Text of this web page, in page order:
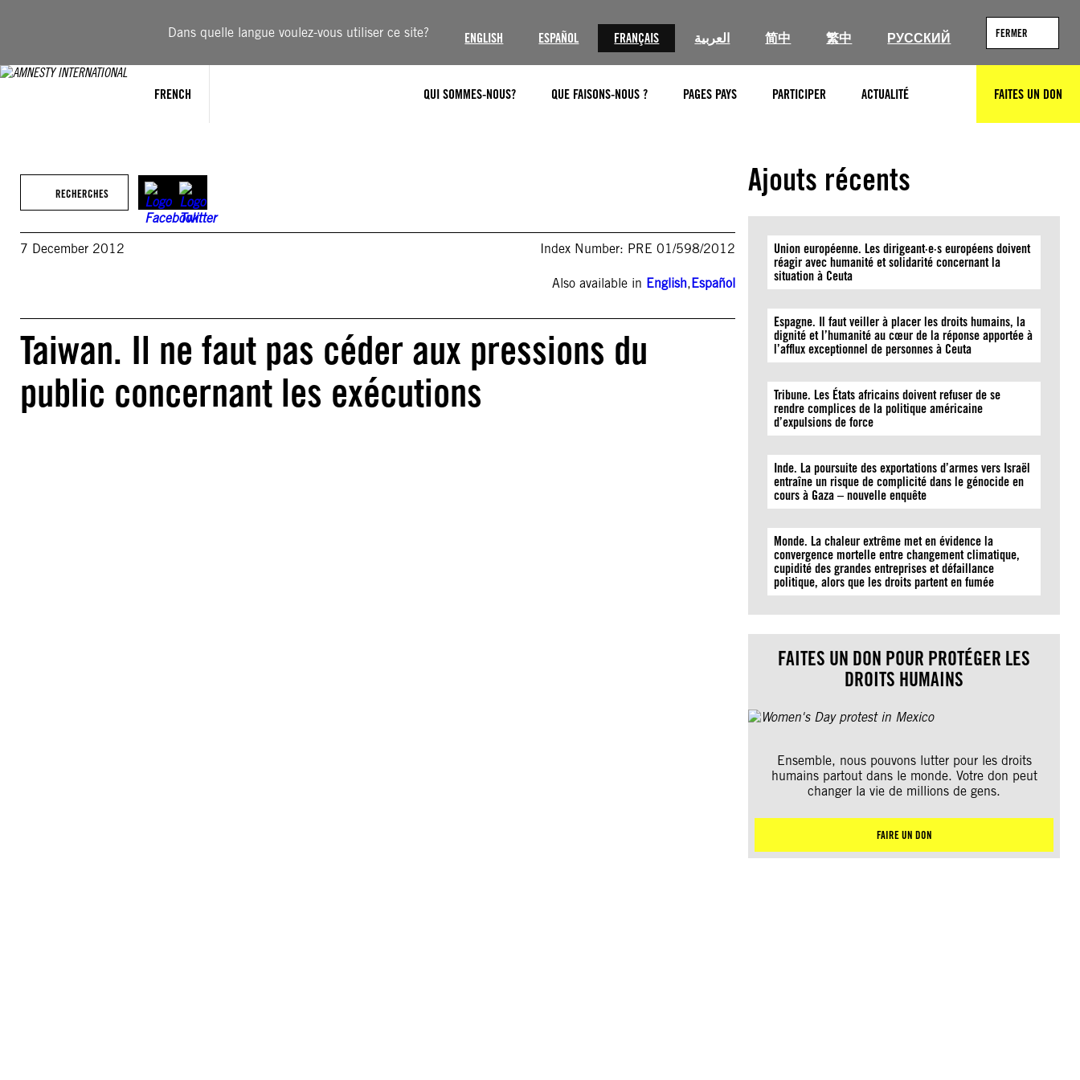
Dans quelle langue voulez-vous utiliser ce site? ENGLISH ESPAÑOL FRANÇAIS العربية 简中 繁中 РУССКИЙ FERMER
FRENCH QUI SOMMES-NOUS? QUE FAISONS-NOUS ? PAGES PAYS PARTICIPER ACTUALITÉ RECHERCHERFAITES UN DON
RECHERCHES
7 December 2012 Index Number: PRE 01/598/2012
Also available in English,Español
Taiwan. Il ne faut pas céder aux pressions du
public concernant les exécutions
Ajouts récents
Union européenne. Les dirigeant·e·s européens doivent
réagir avec humanité et solidarité concernant la
situation à Ceuta
Espagne. Il faut veiller à placer les droits humains, la
dignité et l’humanité au cœur de la réponse apportée à
l’afflux exceptionnel de personnes à Ceuta
Tribune. Les États africains doivent refuser de se
rendre complices de la politique américaine
d’expulsions de force
Inde. La poursuite des exportations d’armes vers Israël
entraîne un risque de complicité dans le génocide en
cours à Gaza – nouvelle enquête
Monde. La chaleur extrême met en évidence la
convergence mortelle entre changement climatique,
cupidité des grandes entreprises et défaillance
politique, alors que les droits partent en fumée
FAITES UN DON POUR PROTÉGER LES
DROITS HUMAINS
Ensemble, nous pouvons lutter pour les droits
humains partout dans le monde. Votre don peut
changer la vie de millions de gens.
FAIRE UN DON